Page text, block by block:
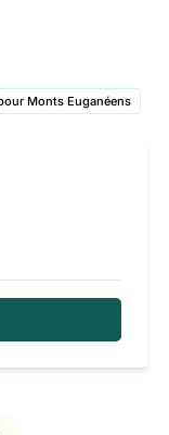
Monts Euganéens